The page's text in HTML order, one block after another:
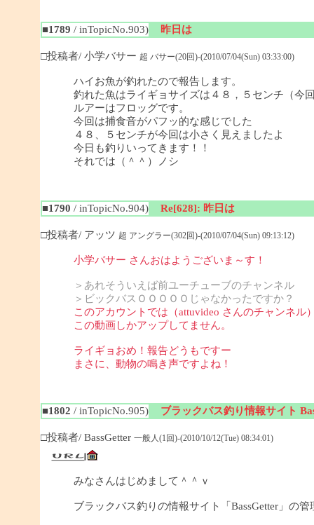
■1789 / inTopicNo.903) 昨日は
□投稿者/ 小学バサー 超 バサー(20回)-(2010/07/04(Sun) 03:33:00)
ハイお魚が釣れたので報告します。
釣れた魚はライギョサイズは４８，５センチ（今
ルアーはフロッグです。
今回は捕食音がパフッ的な感じでした
４８、５センチが今回は小さく見えましたよ
今日も釣りいってきます！！
それでは（＾＾）ノシ
■1790 / inTopicNo.904) Re[628]: 昨日は
□投稿者/ アッツ 超 アングラー(302回)-(2010/07/04(Sun) 09:13:12)
小学バサー さんおはようございま～す！
＞あれそういえば前ユーチューブのチャンネル
＞ビックバスＯＯＯＯＯじゃなかったですか？
このアカウントでは（attuvideo さんのチャンネル
この動画しかアップしてません。
ライギョおめ！報告どうもですー
まさに、動物の鳴き声ですよね！
■1802 / inTopicNo.905) ブラックバス釣り情報サイト
□投稿者/ BassGetter 一般人(1回)-(2010/10/12(Tue) 08:34:01)
みなさんはじめまして＾＾ｖ
ブラックバス釣りの情報サイト「BassGetter」の管